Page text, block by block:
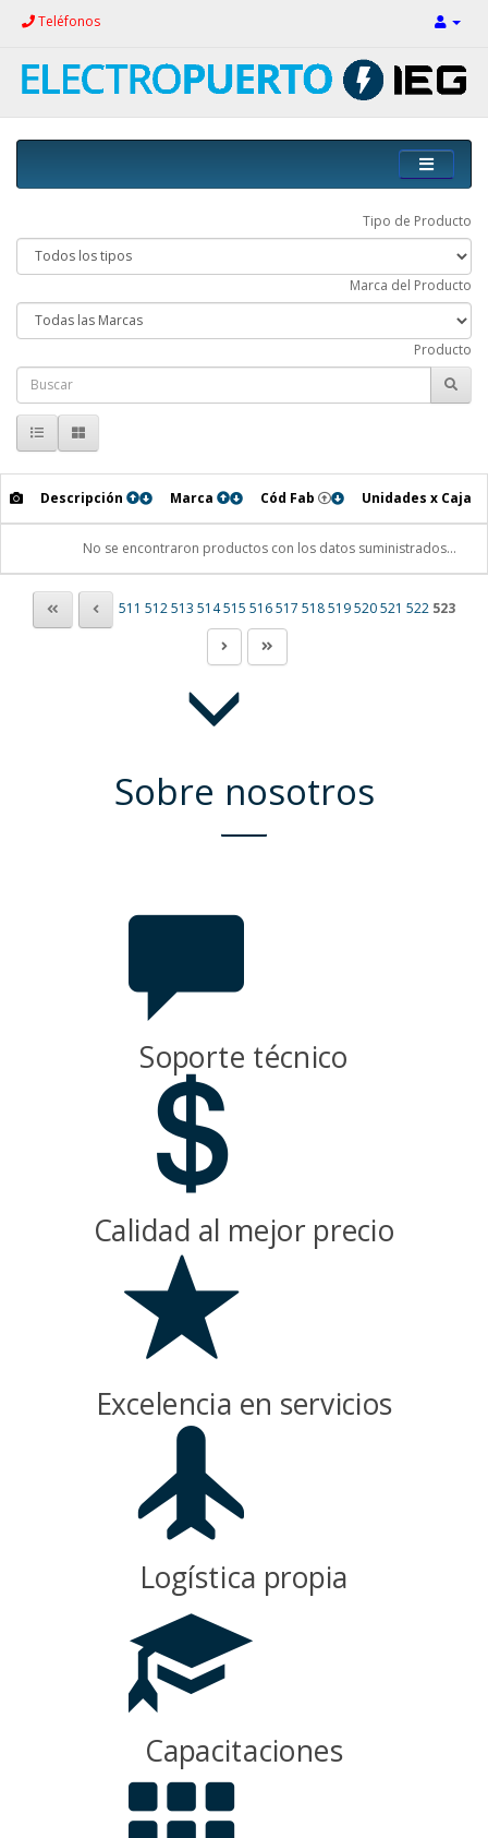
Teléfonos
Tipo de Producto
Marca del Producto
Producto
Descripción Marca Cód Fab Unidades x Caja
No se encontraron productos con los datos suministrados...
511 512513 514515 516517 518519520521 522 523
Sobre nosotros
Soporte técnico
Calidad al mejor precio
Excelencia en servicios
Logística propia
Capacitaciones